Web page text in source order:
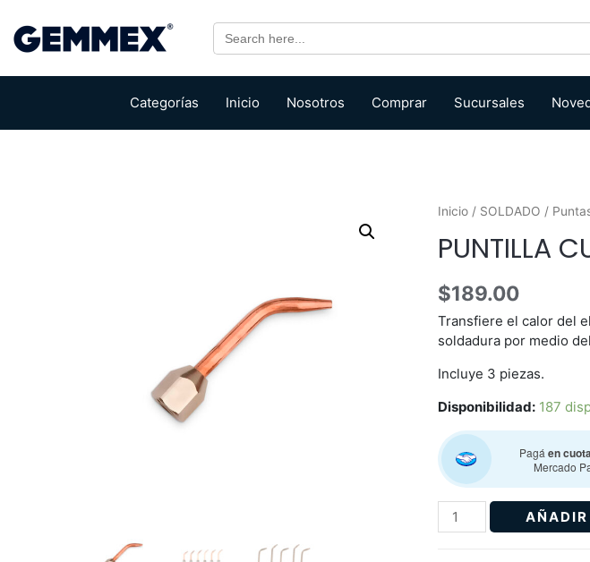
Search
for:
Categorías Inicio Nosotros Comprar Sucursales
Inicio/ SOLDADO /
PUNTILLA
$189.00
Transfiere el calor del
soldadura por medio
Incluye 3 piezas.
Disponibilidad: 187
Pagá en
Mercado